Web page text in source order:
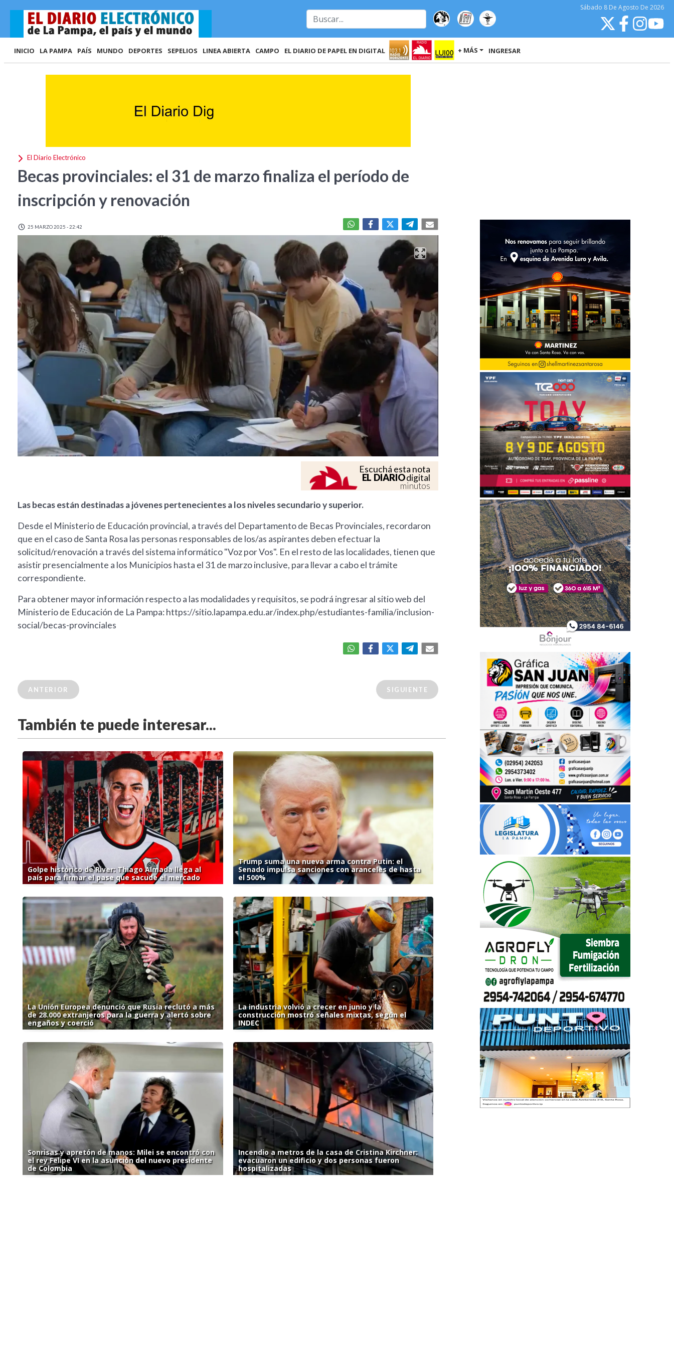
Sábado 8 De Agosto De 2026
INICIO LA PAMPA PAÍS MUNDO DEPORTES SEPELIOS LINEA ABIERTA CAMPO EL DIARIO DE PAPEL EN DIGITAL + MÁS INGRESAR
El Diario Electrónico
Becas provinciales: el 31 de marzo finaliza el período de
inscripción y renovación
25 MARZO 2025 - 22:42
Escuchá esta nota
EL DIARIOdigital
minutos
Las becas están destinadas a jóvenes pertenecientes a los niveles secundario y superior.
Desde el Ministerio de Educación provincial, a través del Departamento de Becas Provinciales, recordaron
que en el caso de Santa Rosa las personas responsables de los/as aspirantes deben efectuar la
solicitud/renovación a través del sistema informático "Voz por Vos". En el resto de las localidades, tienen que
asistir presencialmente a los Municipios hasta el 31 de marzo inclusive, para llevar a cabo el trámite
correspondiente.
Para obtener mayor información respecto a las modalidades y requisitos, se podrá ingresar al sitio web del
Ministerio de Educación de La Pampa: https://sitio.lapampa.edu.ar/index.php/estudiantes-familia/inclusion-
social/becas-provinciales
ANTERIOR SIGUIENTE
También te puede interesar...
Golpe histórico de River: Thiago Almada llega al
país para firmar el pase que sacude el mercado
Trump suma una nueva arma contra Putin: el
Senado impulsa sanciones con aranceles de hasta
el 500%
La Unión Europea denunció que Rusia reclutó a más
de 28.000 extranjeros para la guerra y alertó sobre
engaños y coerció
La industria volvió a crecer en junio y la
construcción mostró señales mixtas, según el
INDEC
Sonrisas y apretón de manos: Milei se encontró con
el rey Felipe VI en la asunción del nuevo presidente
de Colombia
Incendio a metros de la casa de Cristina Kirchner:
evacuaron un edificio y dos personas fueron
hospitalizadas